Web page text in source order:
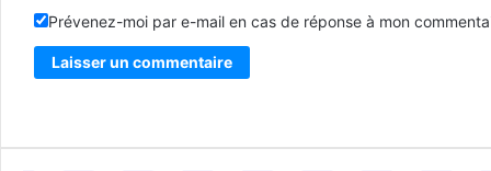
Prévenez-moi par e-mail en cas de réponse à mon